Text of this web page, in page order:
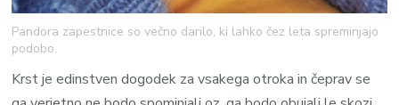
Pandora zapestnice so večno darilo, ki lahko čez leta spreminjajo
podobo.
Krst je edinstven dogodek za vsakega otroka in čeprav se